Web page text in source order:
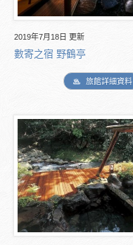
2019年7月18日 更新
數寄之宿 野鶴亭
旅館詳細資料